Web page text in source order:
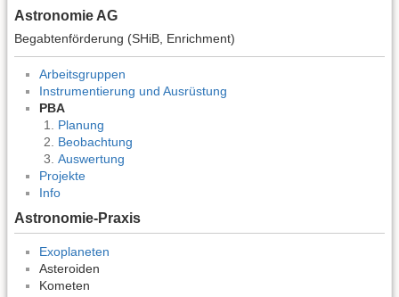
Astronomie AG
Begabtenförderung (SHiB, Enrichment)
Arbeitsgruppen
Instrumentierung und Ausrüstung
PBA
Planung
Beobachtung
Auswertung
Projekte
Info
Astronomie-Praxis
Exoplaneten
Asteroiden
Kometen